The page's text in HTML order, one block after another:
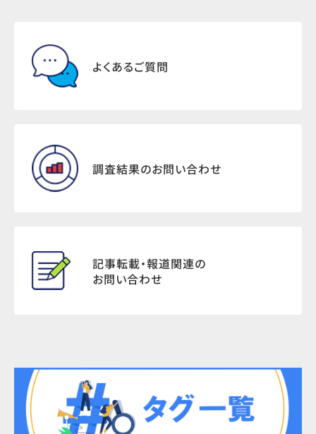
よくあるご質問
調査結果のお問い合わせ
記事転載・報道関連の
お問い合わせ